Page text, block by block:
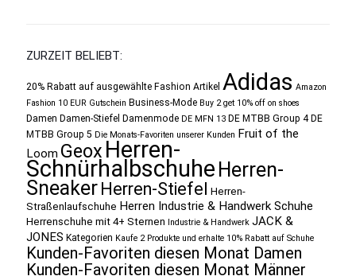
ZURZEIT BELIEBT:
20% Rabatt auf ausgewählte Fashion Artikel Adidas Amazon
Fashion 10 EUR Gutschein Business-Mode Buy 2 get 10% off on shoes
Damen Damen-Stiefel Damenmode DE MFN 13 DE MTBB Group 4 DE
MTBB Group 5 Die Monats-Favoriten unserer Kunden Fruit of the
Loom Geox Herren-
Schnürhalbschuhe Herren-
Sneaker Herren-Stiefel Herren-
Straßenlaufschuhe Herren Industrie & Handwerk Schuhe
Herrenschuhe mit 4+ Sternen Industrie & Handwerk JACK &
JONES Kategorien Kaufe 2 Produkte und erhalte 10% Rabatt auf Schuhe
Kunden-Favoriten diesen Monat Damen
Kunden-Favoriten diesen Monat Männer